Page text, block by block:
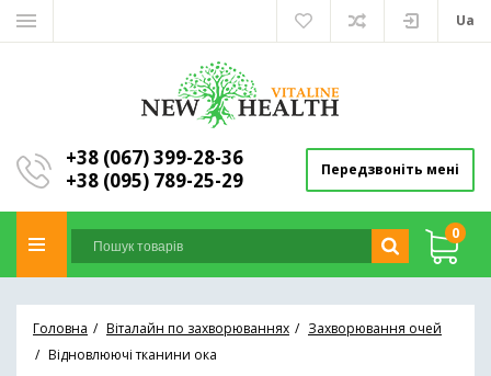
Ua
+38 (067) 399-28-36
+38 (095) 789-25-29
Передзвоніть мені
0
Головна Віталайн по захворюваннях
Захворювання очей
Відновлюючі тканини ока